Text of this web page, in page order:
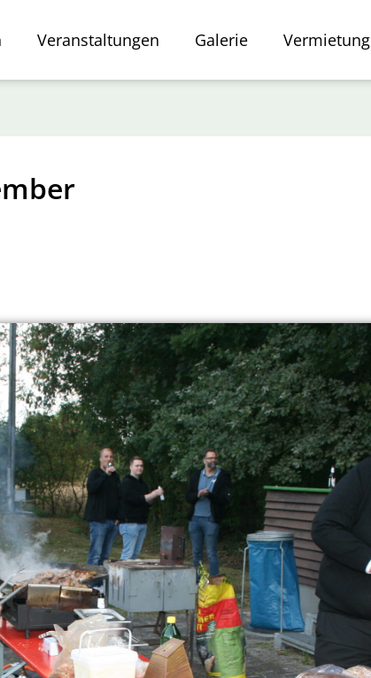
Veranstaltungen Galerie Vermietung